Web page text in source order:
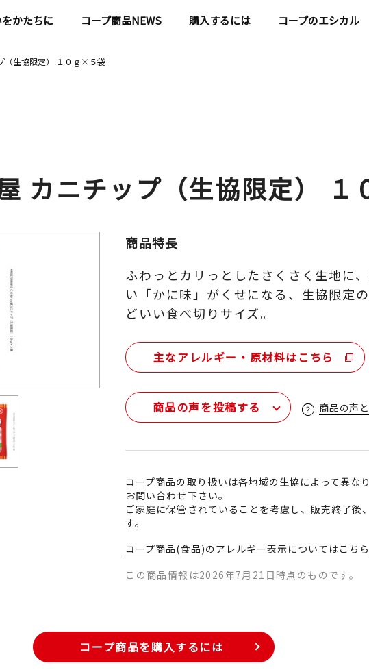
かたちに コープ商品NEWS 購入するには コープのエシカル
（生協限定） １０ｇ×５袋
カニチップ（生協限定）
商品特長
ふわっとカリっとしたさくさく生地に
い「かに味」がくせになる、生協限定
どいい食べ切りサイズ。
主なアレルギー・原材料はこちら
商品の声を投稿する 商品の声
コープ商品の取り扱いは各地域の生協によって異な
お問い合わせ下さい。
ご家庭に保管されていることを考慮し、販売終了後
す。
コープ商品(食品)のアレルギー表示についてはこちら
この商品情報は2026年7月21日時点のものです。
コープ商品を購入するには